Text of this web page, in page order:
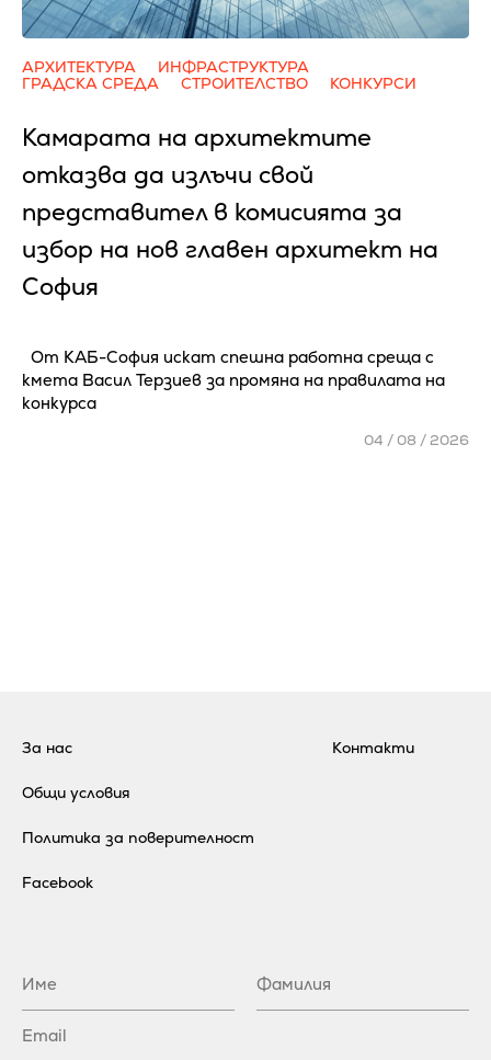
АРХИТЕКТУРА
ИНФРАСТРУКТУРА
ГРАДСКА СРЕДА
СТРОИТЕЛСТВО КОНКУРСИ
Камарата на архитектите
отказва да излъчи свой
представител в комисията за
избор на нов главен архитект на
София
От КАБ-София искат спешна работна среща с
кмета Васил Терзиев за промяна на правилата на
конкурса
04 / 08 / 2026
За нас
Общи условия
Политика за поверителност
Контакти
Facebook